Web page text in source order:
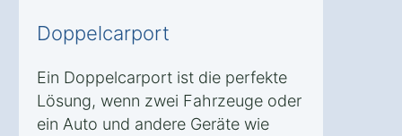
Doppelcarport
Ein Doppelcarport ist die perfekte
Lösung, wenn zwei Fahrzeuge oder
ein Auto und andere Geräte wie